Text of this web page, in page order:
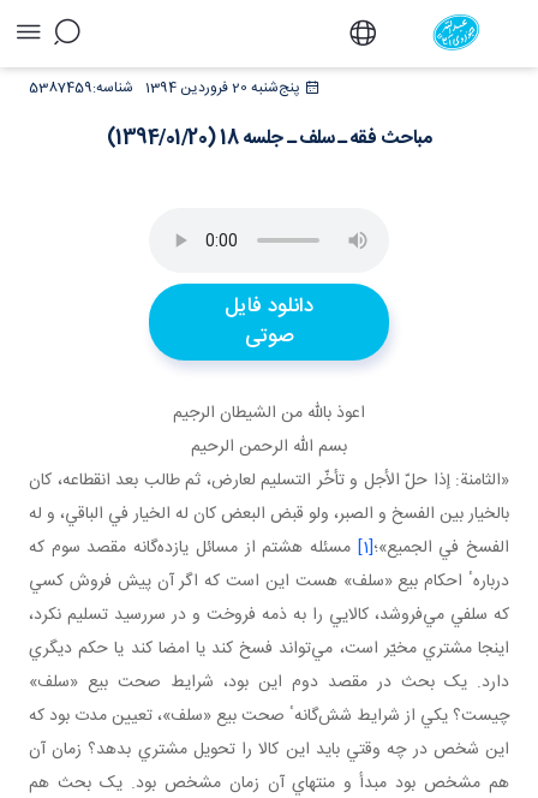
مباحث فقه ـ سلف ـ جلسه 18 (1394/01/20) - پنج‌شنبه 20 فروردین 1394 5387459شناسه:
مباحث فقه ـ سلف ـ جلسه 18 (1394/01/20)
دانلود فایل
صوتی
اعوذ بالله من الشيطان الرجيم
بسم الله الرحمن الرحيم
«الثامنة: إذا حلّ الأجل و تأخّر التسليم لعارض، ثم طالب بعد انقطاعه، کان
بالخيار بين الفسخ و الصبر، ولو قبض البعض کان له الخيار في الباقي، و له
الفسخ في الجميع»؛[1]
مسئله هشتم از مسائل يازده‌گانه مقصد سوم که
دربارهٴ احکام بيع «سلف» هست اين است که اگر آن پيش فروش کسي
که سلفي مي‌فروشد، کالايي را به ذمه فروخت و در سررسيد تسليم نکرد،
اينجا مشتري مخيّر است، مي‌تواند فسخ کند يا امضا کند يا حکم ديگري
دارد. يک بحث در مقصد دوم اين بود، شرايط صحت بيع «سلف»
چيست؟ يکي از شرايط شش‌گانهٴ صحت بيع «سلف»، تعيين مدت بود که
اين شخص در چه وقتي بايد اين کالا را تحويل مشتري بدهد؟ زمان آن
هم مشخص بود مبدأ و منتهاي آن زمان مشخص بود. يک بحث هم